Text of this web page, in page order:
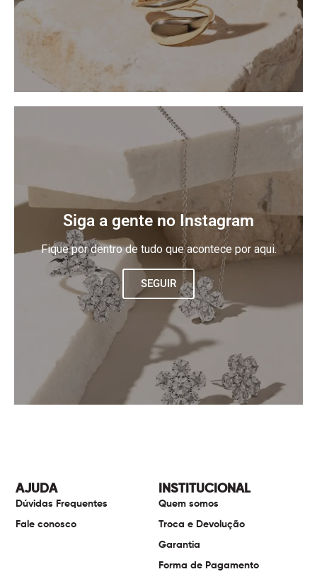
Siga a gente no Instagram
Fique por dentro de tudo que acontece por aqui.
SEGUIR
INSTITUCIONAL
Quem somos
Troca e Devolução
Garantia
Forma de Pagamento
AJUDA
Dúvidas Frequentes
Fale conosco